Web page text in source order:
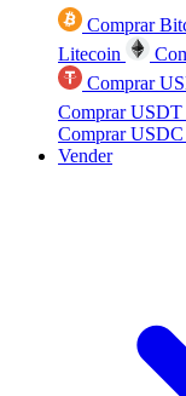
Comprar
Litecoin
Comprar
Comprar
Comprar
Vender